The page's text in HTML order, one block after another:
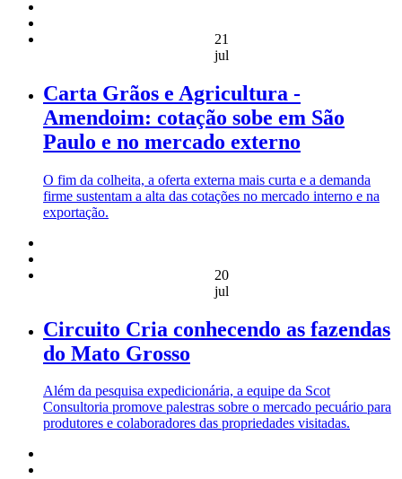
21
jul
Carta Grãos e Agricultura -
Amendoim: cotação sobe em São
Paulo e no mercado externo
O fim da colheita, a oferta externa mais curta e a demanda
firme sustentam a alta das cotações no mercado interno e na
exportação.
20
jul
Circuito Cria conhecendo as fazendas
do Mato Grosso
Além da pesquisa expedicionária, a equipe da Scot
Consultoria promove palestras sobre o mercado pecuário para
produtores e colaboradores das propriedades visitadas.